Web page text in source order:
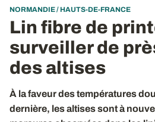
NORMANDIE / HAUTS-DE-FRANCE
Lin fibre de
surveiller de
des altises
À la faveur des températures
dernière, les altises sont à